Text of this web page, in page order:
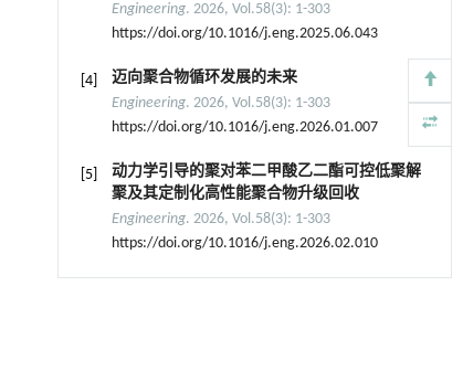
Engineering. 2026, Vol.58(3): 1-303
https://doi.org/10.1016/j.eng.2025.06.043
[4]
迈向聚合物循环发展的未来
Engineering. 2026, Vol.58(3): 1-303
https://doi.org/10.1016/j.eng.2026.01.007
[5]
动力学引导的聚对苯二甲酸乙二酯可控低聚解
聚及其定制化高性能聚合物升级回收
Engineering. 2026, Vol.58(3): 1-303
https://doi.org/10.1016/j.eng.2026.02.010